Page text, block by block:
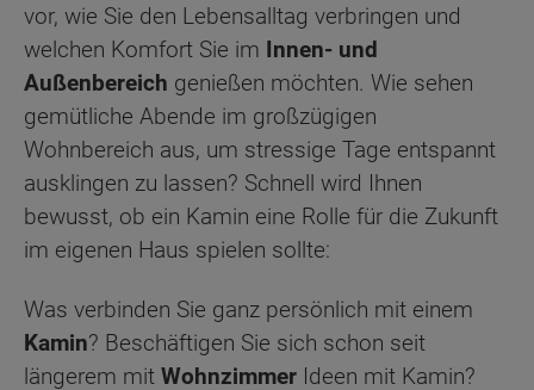
vor, wie Sie den Lebensalltag verbringen und
welchen Komfort Sie im Innen- und
Außenbereich genießen möchten. Wie sehen
gemütliche Abende im großzügigen
Wohnbereich aus, um stressige Tage entspannt
ausklingen zu lassen? Schnell wird Ihnen
bewusst, ob ein Kamin eine Rolle für die Zukunft
im eigenen Haus spielen sollte:
Was verbinden Sie ganz persönlich mit einem
Kamin? Beschäftigen Sie sich schon seit
längerem mit Wohnzimmer Ideen mit Kamin?